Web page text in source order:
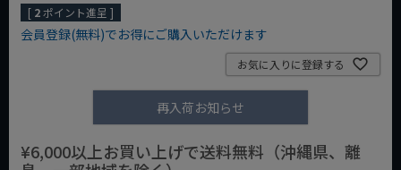
[ 2ポイント進呈 ]
会員登録(無料)でお得にご購入いただけます
お気に入りに登録する
再入荷お知らせ
¥6,000以上お買い上げで送料無料（沖縄県、離